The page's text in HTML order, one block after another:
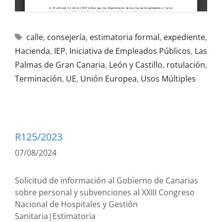
calle, consejería, estimatoria formal, expediente,
Hacienda, IEP, Iniciativa de Empleados Públicos, Las
Palmas de Gran Canaria, León y Castillo, rotulación,
Terminación, UE, Unión Europea, Usos Múltiples
R125/2023
07/08/2024
Solicitud de información al Gobierno de Canarias
sobre personal y subvenciones al XXIII Congreso
Nacional de Hospitales y Gestión
Sanitaria|Estimatoria